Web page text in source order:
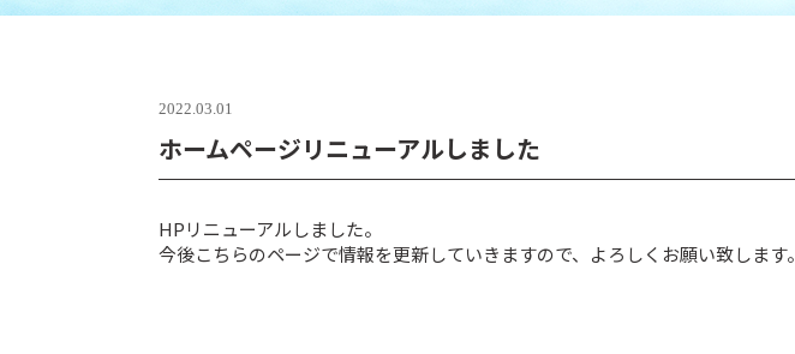
2022.03.01
ホームページリニューアルしました
HPリニューアルしました。
今後こちらのページで情報を更新していきますので、よろしくお願い致します。